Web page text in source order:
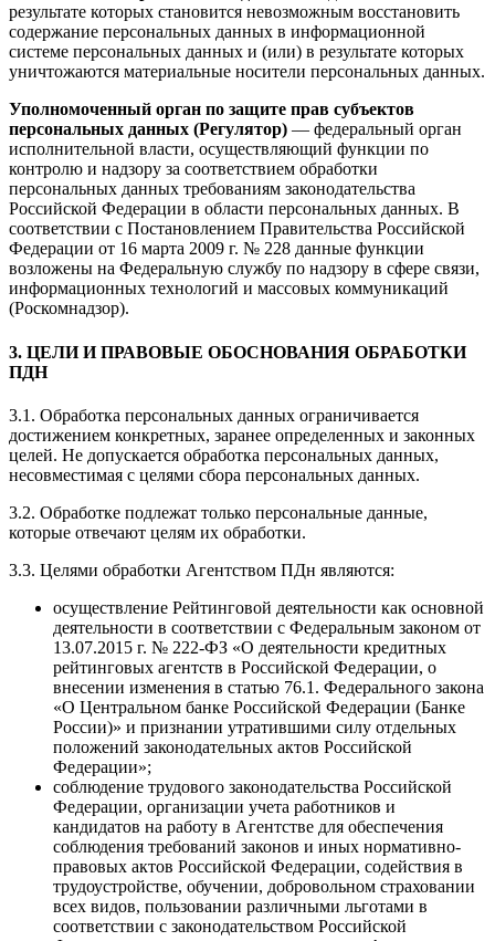
результате которых становится невозможным восстановить
содержание персональных данных в информационной
системе персональных данных и (или) в результате которых
уничтожаются материальные носители персональных данных.
Уполномоченный орган по защите прав субъектов
персональных данных (Регулятор) — федеральный орган
исполнительной власти, осуществляющий функции по
контролю и надзору за соответствием обработки
персональных данных требованиям законодательства
Российской Федерации в области персональных данных. В
соответствии с Постановлением Правительства Российской
Федерации от 16 марта 2009 г. № 228 данные функции
возложены на Федеральную службу по надзору в сфере связи,
информационных технологий и массовых коммуникаций
(Роскомнадзор).
3. ЦЕЛИ И ПРАВОВЫЕ ОБОСНОВАНИЯ ОБРАБОТКИ
ПДН
3.1. Обработка персональных данных ограничивается
достижением конкретных, заранее определенных и законных
целей. Не допускается обработка персональных данных,
несовместимая с целями сбора персональных данных.
3.2. Обработке подлежат только персональные данные,
которые отвечают целям их обработки.
3.3. Целями обработки Агентством ПДн являются:
осуществление Рейтинговой деятельности как основной
деятельности в соответствии с Федеральным законом от
13.07.2015 г. № 222-ФЗ «О деятельности кредитных
рейтинговых агентств в Российской Федерации, о
внесении изменения в статью 76.1. Федерального закона
«О Центральном банке Российской Федерации (Банке
России)» и признании утратившими силу отдельных
положений законодательных актов Российской
Федерации»;
соблюдение трудового законодательства Российской
Федерации, организации учета работников и
кандидатов на работу в Агентстве для обеспечения
соблюдения требований законов и иных нормативно-
правовых актов Российской Федерации, содействия в
трудоустройстве, обучении, добровольном страховании
всех видов, пользовании различными льготами в
соответствии с законодательством Российской